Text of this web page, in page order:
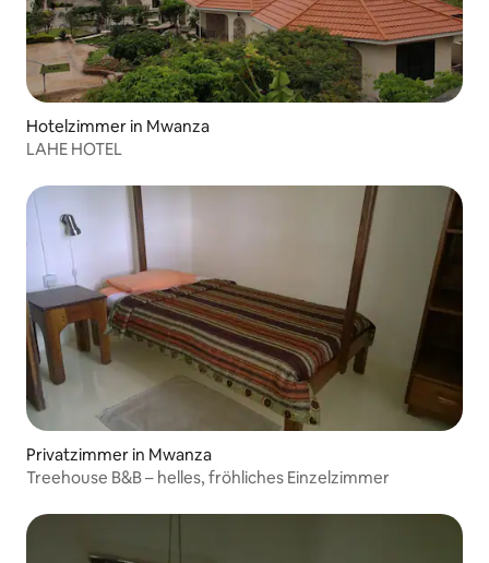
Hotelzimmer in Mwanza
LAHE HOTEL
Privatzimmer in Mwanza
Treehouse B&B – helles, fröhliches Einzelzimmer